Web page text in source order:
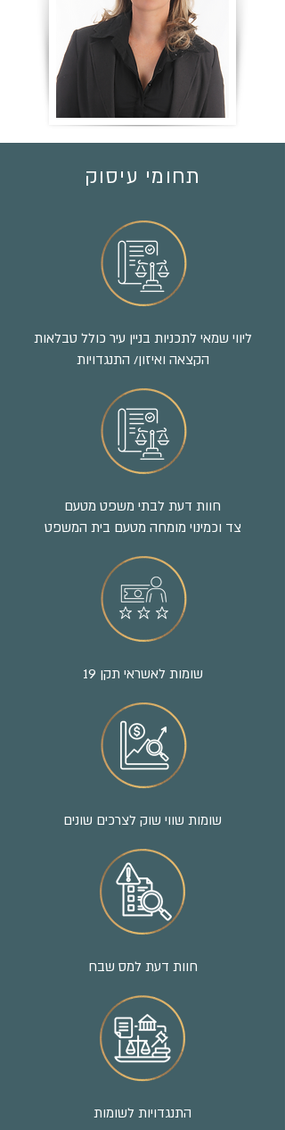
תחומי עיסוק
ליווי שמאי לתכניות בניין עיר כולל טבלאות
הקצאה ואיזון/ התנגדויות
חוות דעת לבתי משפט מטעם
צד וכמינוי מומחה מטעם בית המשפט
שומות לאשראי תקן 19
שומות שווי שוק לצרכים שונים
חוות דעת למס שבח
התנגדויות לשומות